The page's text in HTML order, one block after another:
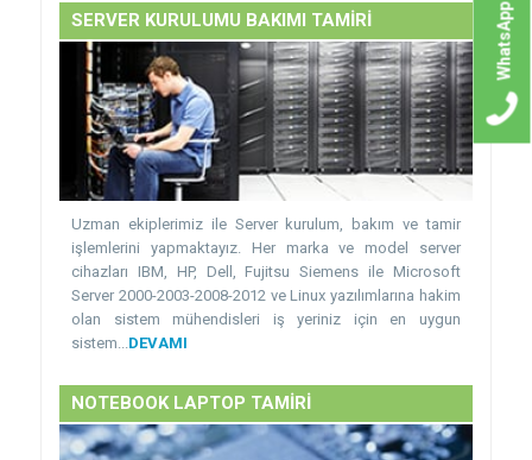
SERVER KURULUMU BAKIMI TAMİRİ
Uzman ekiplerimiz ile Server kurulum, bakım ve tamir
işlemlerini yapmaktayız. Her marka ve model server
cihazları IBM, HP, Dell, Fujitsu Siemens ile Microsoft
Server 2000-2003-2008-2012 ve Linux yazılımlarına hakim
olan sistem mühendisleri iş yeriniz için en uygun
sistem... DEVAMI
NOTEBOOK LAPTOP TAMİRİ
WhatsApp